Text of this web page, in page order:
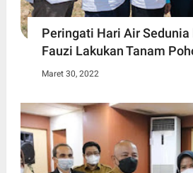
Peringati Hari Air Sedunia
Fauzi Lakukan Tanam
Maret 30, 2022